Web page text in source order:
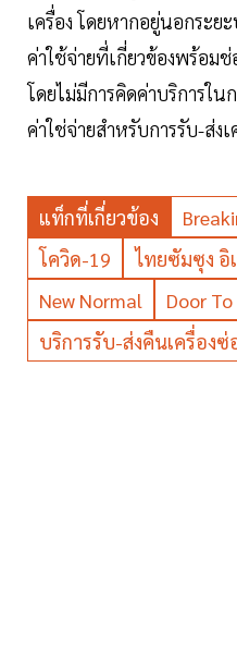
เครื่อง โดยหากอยู่นอกระย
ค่าใช้จ่ายที่เกี่ยวข้องพร้อม
โดยไม่มีการคิดค่าบริการใน
ค่าใช่จ่ายสำหรับการรับ-ส่ง
แท็กที่เกี่ยวข้อง
โควิด-19
ไทยซัมซุง อิ
New Normal
Door
บริการรับ-ส่งคืนเครื่อง